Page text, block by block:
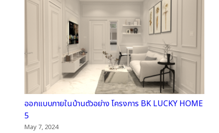
ออกแบบภายในบ้านตัวอย่าง โครงการ BK LUCKY HOME
5
May 7, 2024